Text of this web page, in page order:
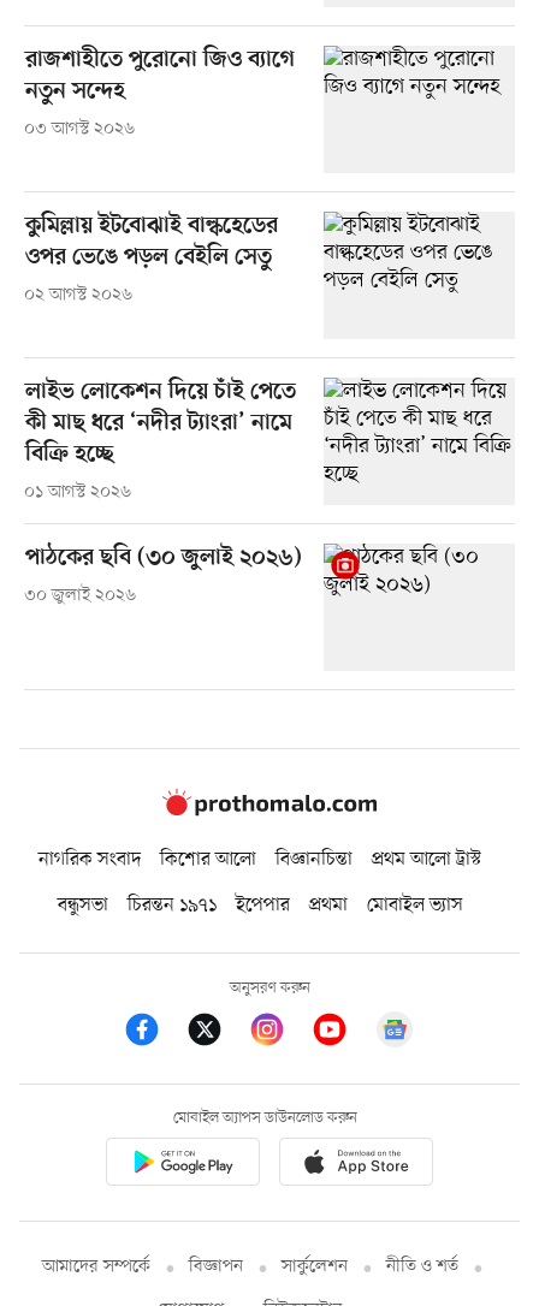
রাজশাহীতে পুরোনো জিও ব্যাগে
নতুন সন্দেহ
০৩ আগস্ট ২০২৬
কুমিল্লায় ইটবোঝাই বাল্কহেডের
ওপর ভেঙে পড়ল বেইলি সেতু
০২ আগস্ট ২০২৬
লাইভ লোকেশন দিয়ে চাঁই পেতে
কী মাছ ধরে ‘নদীর ট্যাংরা’ নামে
বিক্রি হচ্ছে
০১ আগস্ট ২০২৬
পাঠকের ছবি (৩০ জুলাই ২০২৬)
৩০ জুলাই ২০২৬
নাগরিক সংবাদ কিশোর আলো বিজ্ঞানচিন্তা
প্রথম আলো ট্রাস্ট
বন্ধুসভা
চিরন্তন ১৯৭১ ইপেপার প্রথমা মোবাইল ভ্যাস
অনুসরণ করুন
মোবাইল অ্যাপস ডাউনলোড করুন
আমাদের সম্পর্কে বিজ্ঞাপন সার্কুলেশন
নীতি ও শর্ত